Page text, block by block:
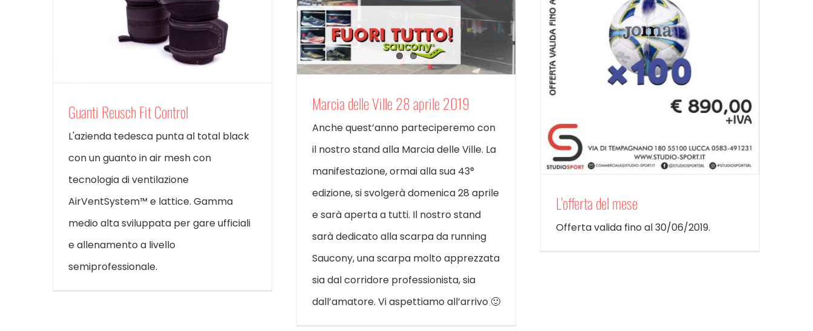
Guanti Reusch Fit Control
L'azienda tedesca punta al total black
con un guanto in air mesh con
tecnologia di ventilazione
AirVentSystem™ e lattice. Gamma
medio alta sviluppata per gare ufficiali
e allenamento a livello
semiprofessionale.
Marcia delle Ville 28 aprile 2019
Anche quest’anno parteciperemo con
il nostro stand alla Marcia delle Ville. La
manifestazione, ormai alla sua 43°
edizione, si svolgerà domenica 28 aprile
e sarà aperta a tutti. Il nostro stand
sarà dedicato alla scarpa da running
Saucony, una scarpa molto apprezzata
sia dal corridore professionista, sia
dall’amatore. Vi aspettiamo all’arrivo 🙂
L’offerta del mese
Offerta valida fino al 30/06/2019.